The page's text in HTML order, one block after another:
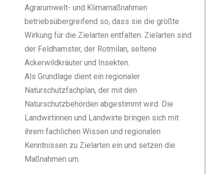
Agrarumwelt- und Klimamaßnahmen
betriebsübergreifend so, dass sie die größte
Wirkung für die Zielarten entfalten. Zielarten sind
der Feldhamster, der Rotmilan, seltene
Ackerwildkräuter und Insekten.
Als Grundlage dient ein regionaler
Naturschutzfachplan, der mit den
Naturschutzbehörden abgestimmt wird. Die
Landwirtinnen und Landwirte bringen sich mit
ihrem fachlichen Wissen und regionalen
Kenntnissen zu Zielarten ein und setzen die
Maßnahmen um.